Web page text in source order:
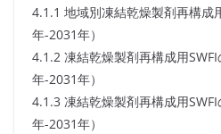
4.1.1 地域別凍結乾燥製剤再構成
年-2031年）
4.1.2 凍結乾燥製剤再構成用
年-2031年）
4.1.3 凍結乾燥製剤再構成用
年-2031年）